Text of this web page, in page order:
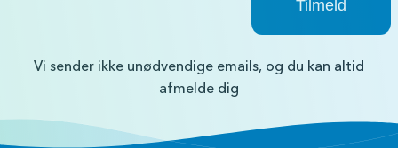
Vi sender ikke unødvendige emails, og du kan altid
afmelde dig